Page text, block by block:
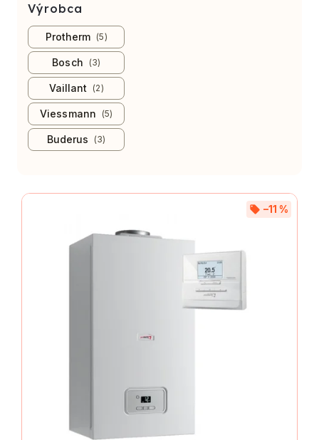
Výrobca
Protherm 5
Bosch 3
Vaillant 2
Viessmann 5
Buderus 3
–11 %